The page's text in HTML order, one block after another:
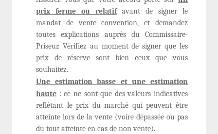
prix ferme ou relatifavant de signer le
mandat de vente convention, et demandez
toutes explications auprès du Commissaire-
Priseur. Vérifiez au moment de signer que les
prix de réserve sont bien ceux que vous
souhaitez.
Une estimation basse et une estimation
haute : ce ne sont que des valeurs indicatives
reflétant le prix du marché qui peuvent être
atteinte lors de la vente (voire dépassée ou pas
du tout atteinte en cas de non vente).